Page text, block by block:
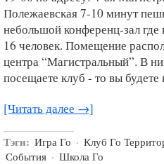
Полежаевская 7-10 минут
небольшой конференц-зал
16 человек. Помещение
центра “Магистральный”. В
посещаете клуб - то вы
[Читать далее →]
Тэги: Игра Го · Клуб Го
События · Школа Го